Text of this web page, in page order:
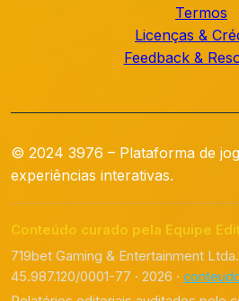
Termos
Licenças &
Feedback &
© 2024 3976 – Plataforma de
experiências interativas.
Conteúdo curado pela Equipe
719bet Gaming & Entertainment Ltda.
45.987.120/0001-77 · 2026 ·